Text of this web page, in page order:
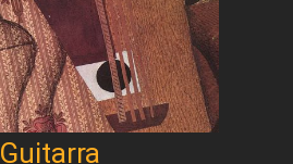
Guitarra